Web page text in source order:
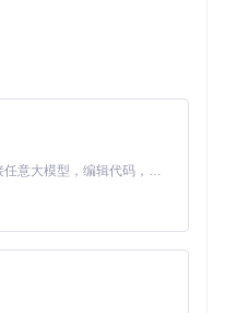
Claude Code 的开源替代方案。连接任意大模型，编辑代码，运行命令，自动验证 — 全自动执行。用 Rust 构建，极致性能。 ｜ An open-source alternative to Claude Code. Connect any LLM, edit code, run commands, and verify changes — autonomously. Built in Rust for speed. Get Started